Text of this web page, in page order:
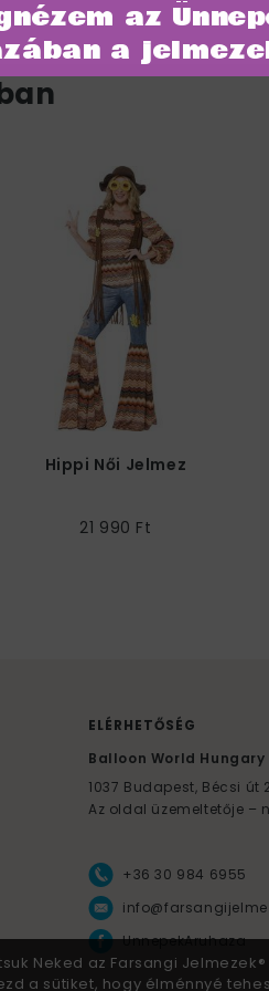
Hippi Női Jelmez
21 990 Ft
ELÉRHETŐSÉG
Balloon World
1037 Budapest, Bécsi út
Az oldal üzemeltetője –
+36 30 984 6955
UnnepekAruhaza
Neked az Farsangi
a sütiket, hogy élménnyé
az
a